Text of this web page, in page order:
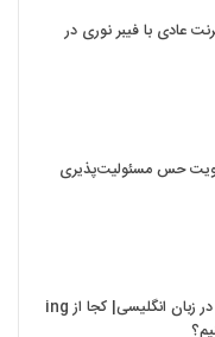
عادی با فیبر نوری در
حس مسئولیت‌پذیری
کاربرد ing در زبان انگلیسی| کجا از ing